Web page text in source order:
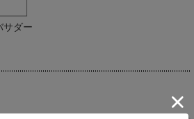
サダー